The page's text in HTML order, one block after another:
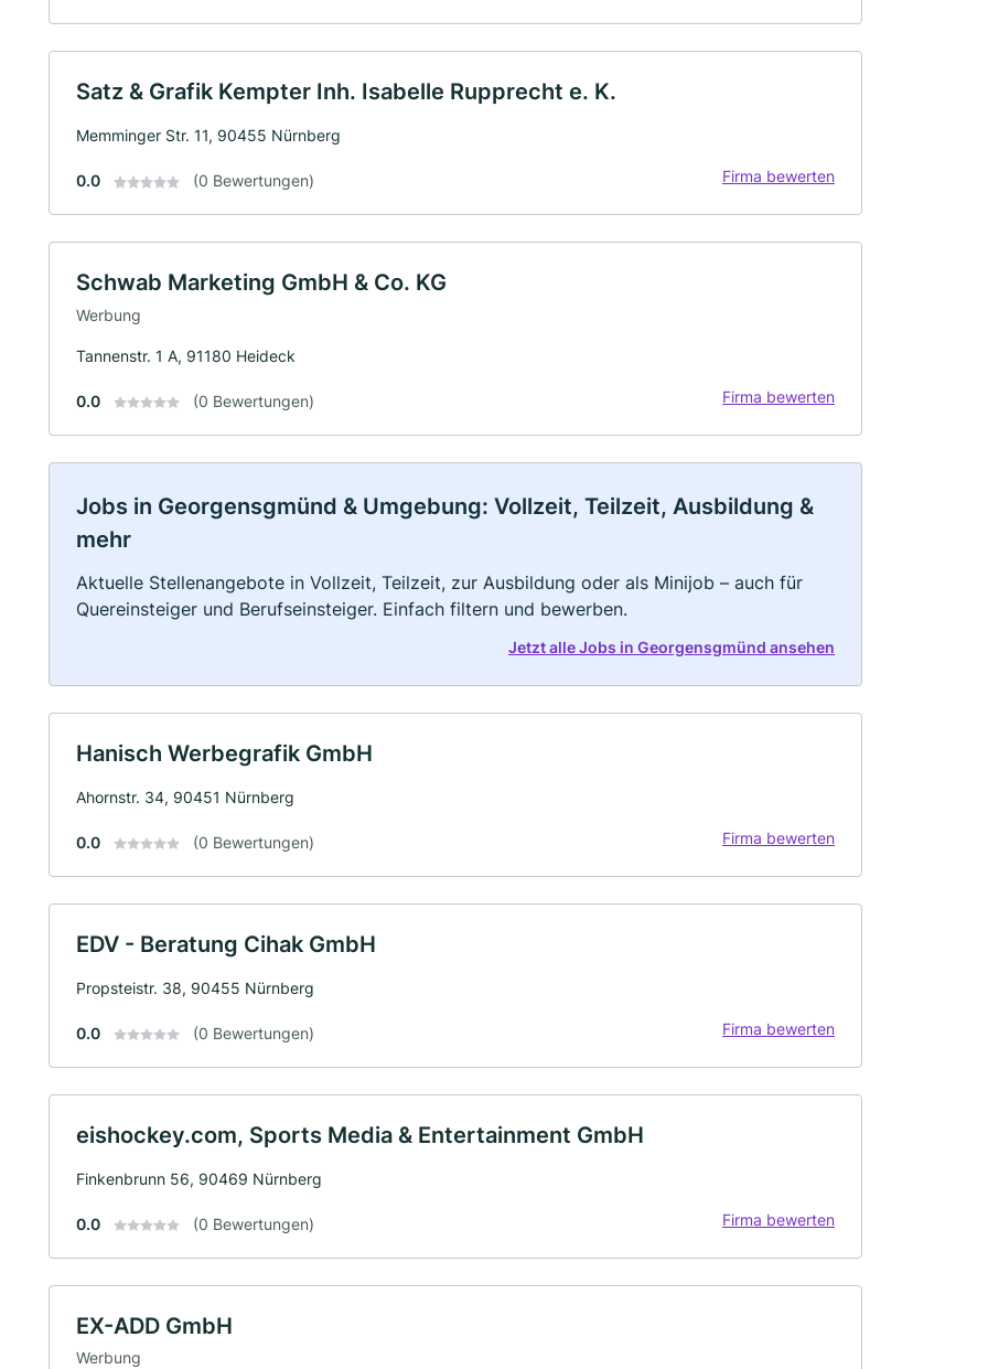
Satz & Grafik Kempter Inh. Isabelle Rupprecht e. K.
Memminger Str. 11, 90455 Nürnberg
0.0 (0 Bewertungen) Firma bewerten
Schwab Marketing GmbH & Co. KG
Werbung
Tannenstr. 1 A, 91180 Heideck
0.0 (0 Bewertungen) Firma bewerten
Jobs in Georgensgmünd & Umgebung: Vollzeit, Teilzeit, Ausbildung &
mehr
Aktuelle Stellenangebote in Vollzeit, Teilzeit, zur Ausbildung oder als Minijob – auch für
Quereinsteiger und Berufseinsteiger. Einfach filtern und bewerben.
Jetzt alle Jobs in Georgensgmünd ansehen
Hanisch Werbegrafik GmbH
Ahornstr. 34, 90451 Nürnberg
0.0 (0 Bewertungen) Firma bewerten
EDV - Beratung Cihak GmbH
Propsteistr. 38, 90455 Nürnberg
0.0 (0 Bewertungen) Firma bewerten
eishockey.com, Sports Media & Entertainment GmbH
Finkenbrunn 56, 90469 Nürnberg
0.0 (0 Bewertungen) Firma bewerten
EX-ADD GmbH
Werbung